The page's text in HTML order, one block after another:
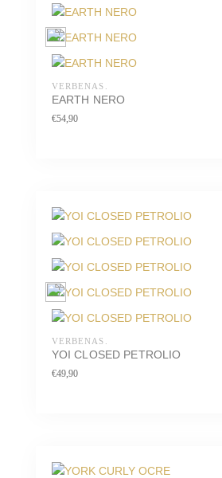
VERBENAS.
EARTH NERO
€54,90
VERBENAS.
YOI CLOSED PETROLIO
€49,90